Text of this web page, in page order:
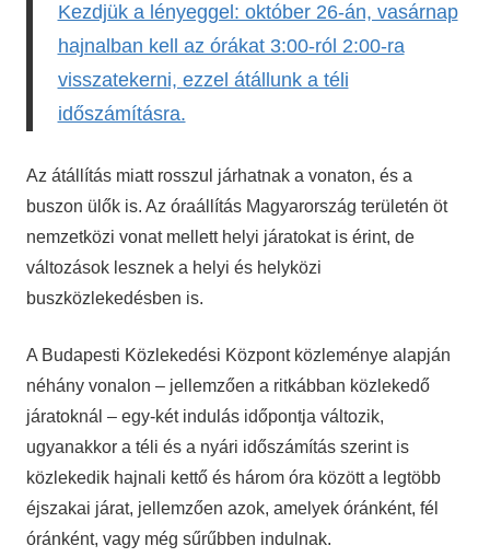
Kezdjük a lényeggel: október 26-án, vasárnap
hajnalban kell az órákat 3:00-ról 2:00-ra
visszatekerni, ezzel átállunk a téli
időszámításra.
Az átállítás miatt rosszul járhatnak a vonaton, és a
buszon ülők is. Az óraállítás Magyarország területén öt
nemzetközi vonat mellett helyi járatokat is érint, de
változások lesznek a helyi és helyközi
buszközlekedésben is.
A Budapesti Közlekedési Központ közleménye alapján
néhány vonalon – jellemzően a ritkábban közlekedő
járatoknál – egy-két indulás időpontja változik,
ugyanakkor a téli és a nyári időszámítás szerint is
közlekedik hajnali kettő és három óra között a legtöbb
éjszakai járat, jellemzően azok, amelyek óránként, fél
óránként, vagy még sűrűbben indulnak.